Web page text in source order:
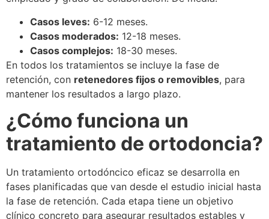
Casos leves: 6-12 meses.
Casos moderados: 12-18 meses.
Casos complejos: 18-30 meses.
En todos los tratamientos se incluye la fase de
retención, con retenedores fijos o removibles, para
mantener los resultados a largo plazo.
¿Cómo funciona un
tratamiento de ortodoncia?
Un tratamiento ortodóncico eficaz se desarrolla en
fases planificadas que van desde el estudio inicial hasta
la fase de retención. Cada etapa tiene un objetivo
clínico concreto para asegurar resultados estables y